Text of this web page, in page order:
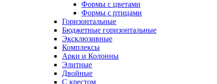
Формы с цветами
Формы с птицами
Горизонтальные
Бюджетные горизонтальные
Эксклюзивные
Комплексы
Арки и Колонны
Элитные
Двойные
С крестом